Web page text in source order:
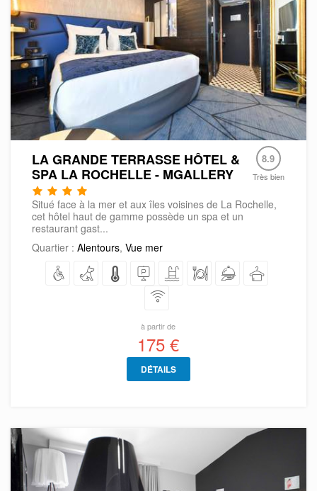
LA GRANDE TERRASSE HÔTEL &
SPA LA ROCHELLE - MGALLERY
8.9
Très bien
Situé face à la mer et aux îles voisines de La Rochelle,
cet hôtel haut de gamme possède un spa et un
restaurant gast...
Quartier : Alentours, Vue mer
à partir de
175 €
DÉTAILS